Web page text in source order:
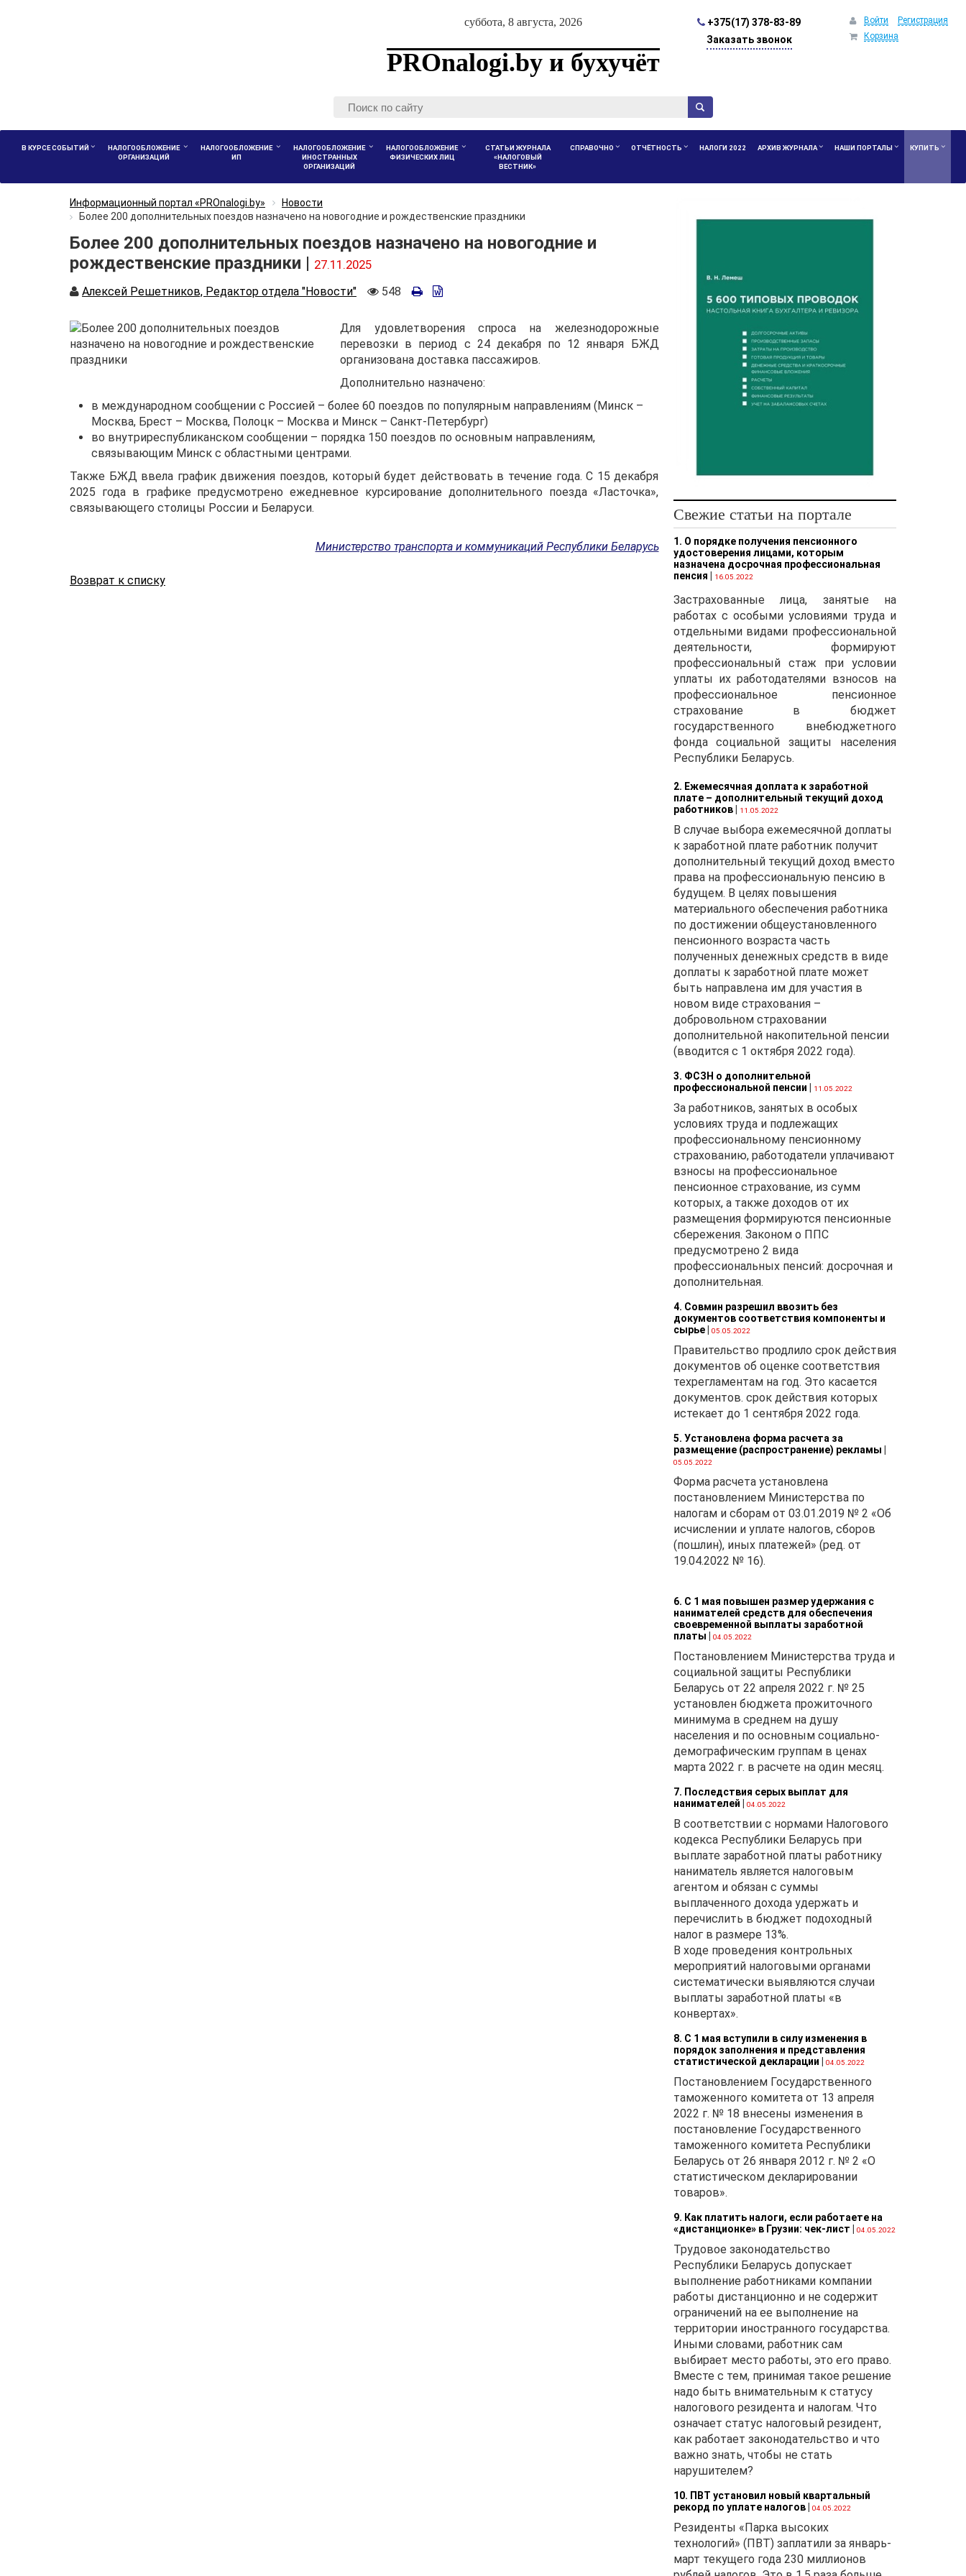
суббота, 8 августа, 2026
PROnalogi.by и бухучёт
+375(17) 378-83-89
Заказать звонок
Войти
Регистрация
Корзина
В КУРСЕ СОБЫТИЙ
НАЛОГООБЛОЖЕНИЕ
ОРГАНИЗАЦИЙ
НАЛОГООБЛОЖЕНИЕ
ИП
НАЛОГООБЛОЖЕНИЕ
ИНОСТРАННЫХ
ОРГАНИЗАЦИЙ
НАЛОГООБЛОЖЕНИЕ
ФИЗИЧЕСКИХ ЛИЦ
СТАТЬИ ЖУРНАЛА
«НАЛОГОВЫЙ
ВЕСТНИК»
СПРАВОЧНО ОТЧЁТНОСТЬ НАЛОГИ 2022 АРХИВ ЖУРНАЛА НАШИ ПОРТАЛЫ КУПИТЬ
Информационный портал «PROnalogi.by»
Новости
Более 200 дополнительных поездов назначено на новогодние и рождественские праздники
Более 200 дополнительных поездов назначено на новогодние и
рождественские праздники | 27.11.2025
Автор
Алексей Решетников, Редактор отдела "Новости"
Количество
548
Для удовлетворения спроса на железнодорожные
перевозки в период с 24 декабря по 12 января БЖД
организована доставка пассажиров.
Дополнительно назначено:
в международном сообщении с Россией – более 60 поездов по популярным направлениям (Минск –
Москва, Брест – Москва, Полоцк – Москва и Минск – Санкт-Петербург)
во внутриреспубликанском сообщении – порядка 150 поездов по основным направлениям,
связывающим Минск с областными центрами.
Также БЖД ввела график движения поездов, который будет действовать в течение года. С 15 декабря
2025 года в графике предусмотрено ежедневное курсирование дополнительного поезда «Ласточка»,
связывающего столицы России и Беларуси.
Министерство транспорта и коммуникаций Республики Беларусь
Возврат к списку
Свежие статьи на портале
1. О порядке получения пенсионного
удостоверения лицами, которым
назначена досрочная профессиональная
пенсия
16.05.2022
Застрахованные лица, занятые на
работах с особыми условиями труда и
отдельными видами профессиональной
деятельности, формируют
профессиональный стаж при условии
уплаты их работодателями взносов на
профессиональное пенсионное
страхование в бюджет
государственного внебюджетного
фонда социальной защиты населения
Республики Беларусь.
2. Ежемесячная доплата к заработной
плате – дополнительный текущий доход
работников| 11.05.2022
В случае выбора ежемесячной доплаты
к заработной плате работник получит
дополнительный текущий доход вместо
права на профессиональную пенсию в
будущем. В целях повышения
материального обеспечения работника
по достижении общеустановленного
пенсионного возраста часть
полученных денежных средств в виде
доплаты к заработной плате может
быть направлена им для участия в
новом виде страхования –
добровольном страховании
дополнительной накопительной пенсии
(вводится с 1 октября 2022 года).
3. ФСЗН о дополнительной
профессиональной пенсии
11.05.2022
За работников, занятых в особых
условиях труда и подлежащих
профессиональному пенсионному
страхованию, работодатели уплачивают
взносы на профессиональное
пенсионное страхование, из сумм
которых, а также доходов от их
размещения формируются пенсионные
сбережения. Законом о ППС
предусмотрено 2 вида
профессиональных пенсий: досрочная и
дополнительная.
4. Совмин разрешил ввозить без
документов соответствия компоненты и
сырье| 05.05.2022
Правительство продлило срок действия
документов об оценке соответствия
техрегламентам на год. Это касается
документов. срок действия которых
истекает до 1 сентября 2022 года.
5. Установлена форма расчета за
размещение (распространение) рекламы
05.05.2022
Форма расчета установлена
постановлением Министерства по
налогам и сборам от 03.01.2019 № 2 «Об
исчислении и уплате налогов, сборов
(пошлин), иных платежей» (ред. от
19.04.2022 № 16).
6. С 1 мая повышен размер удержания с
нанимателей средств для обеспечения
своевременной выплаты заработной
платы
04.05.2022
Постановлением Министерства труда и
социальной защиты Республики
Беларусь от 22 апреля 2022 г. № 25
установлен бюджета прожиточного
минимума в среднем на душу
населения и по основным социально-
демографическим группам в ценах
марта 2022 г. в расчете на один месяц.
7. Последствия серых выплат для
нанимателей
04.05.2022
В соответствии с нормами Налогового
кодекса Республики Беларусь при
выплате заработной платы работнику
наниматель является налоговым
агентом и обязан с суммы
выплаченного дохода удержать и
перечислить в бюджет подоходный
налог в размере 13%.
В ходе проведения контрольных
мероприятий налоговыми органами
систематически выявляются случаи
выплаты заработной платы «в
конвертах».
8. С 1 мая вступили в силу изменения в
порядок заполнения и представления
статистической декларации
04.05.2022
Постановлением Государственного
таможенного комитета от 13 апреля
2022 г. № 18 внесены изменения в
постановление Государственного
таможенного комитета Республики
Беларусь от 26 января 2012 г. № 2 «О
статистическом декларировании
товаров».
9. Как платить налоги, если работаете на
«дистанционке» в Грузии: чек-лист
04.05.2022
Трудовое законодательство
Республики Беларусь допускает
выполнение работниками компании
работы дистанционно и не содержит
ограничений на ее выполнение на
территории иностранного государства.
Иными словами, работник сам
выбирает место работы, это его право.
Вместе с тем, принимая такое решение
надо быть внимательным к статусу
налогового резидента и налогам. Что
означает статус налоговый резидент,
как работает законодательство и что
важно знать, чтобы не стать
нарушителем?
10. ПВТ установил новый квартальный
рекорд по уплате налогов| 04.05.2022
Резиденты «Парка высоких
технологий» (ПВТ) заплатили за январь-
март текущего года 230 миллионов